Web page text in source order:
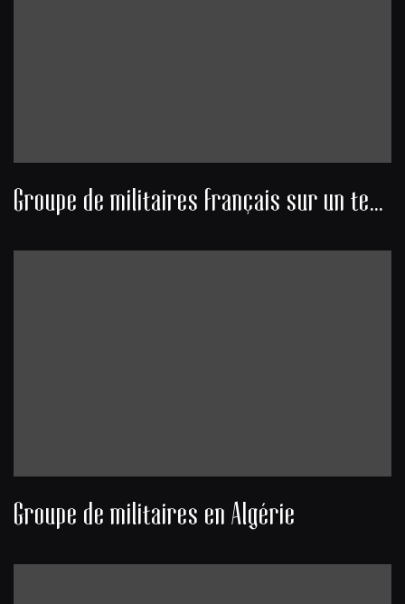
Groupe de militaires français sur un terrain d’aviation algérien
Groupe de militaires en Algérie